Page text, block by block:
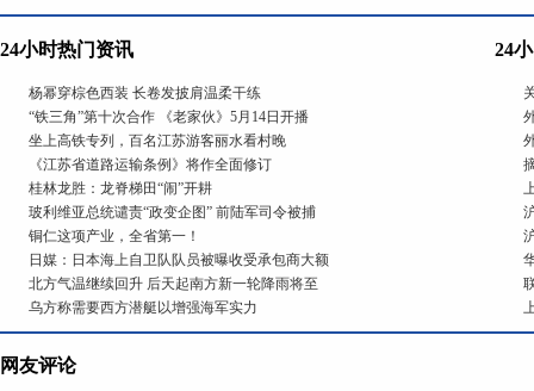
24小时热门资讯
杨幂穿棕色西装 长卷发披肩温柔干练
“铁三角”第十次合作 《老家伙》5月14日开播
坐上高铁专列，百名江苏游客丽水看村晚
《江苏省道路运输条例》将作全面修订
桂林龙胜：龙脊梯田“闹”开耕
玻利维亚总统谴责“政变企图” 前陆军司令被捕
铜仁这项产业，全省第一！
日媒：日本海上自卫队队员被曝收受承包商大额
北方气温继续回升 后天起南方新一轮降雨将至
乌方称需要西方潜艇以增强海军实力
24
网友评论